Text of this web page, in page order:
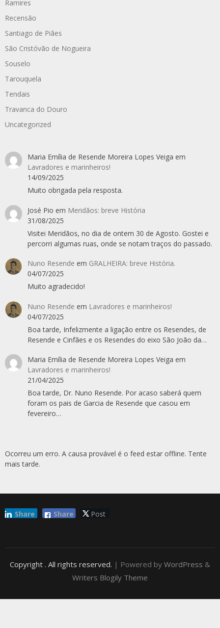
Ramires
Recensão
Santiago de Piães
São Cristóvão de Nogueira
Souselo
Tarouquela
Tendais
Travanca do Douro
Uncategorized
Maria Emília de Resende Moreira Lopes Veiga em
Lavradores e marinheiros!
14/09/2025
Muito obrigada pela resposta.
José Pio em Meridãos: breve História
31/08/2025
Visitei Meridãos, no dia de ontem 30 de Agosto. Gostei e
percorri algumas ruas, onde se notam traços do passado.
Nuno Resende em GRALHEIRA: breve História.
04/07/2025
Muito agradecido!
Nuno Resende em Lavradores e marinheiros!
04/07/2025
Boa tarde, Infelizmente a ligação entre os Resendes, de
Resende e Cinfães e os Resendes do eixo São João da…
Maria Emília de Resende Moreira Lopes Veiga em
Lavradores e marinheiros!
21/04/2025
Boa tarde, Dr. Nuno Resende. Por acaso saberá quem
foram os pais de Garcia de Resende que casou em
fevereiro…
Ocorreu um erro. A causa provável é o feed estar offline. Tente
mais tarde.
Share Post
Share
Copyright . All rights reserved. | Powered by WordPress &
Writers Blogily Theme